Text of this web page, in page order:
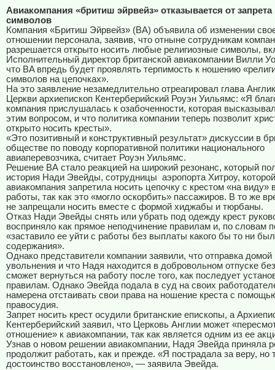
Авиакомпания «бритиш эйрвейз» отказывается от
символов
Компания «Бритиш Эйрвейз» (ВА) объявила об изменении
отношении персонала, заявив, что отныне сотрудникам
разрешается открыто носить любые религиозные символы,
Исполнительный директор британской авиакомпании Вилли
что BA впредь будет проявлять терпимость к ношению
символов на цепочках».
На это заявление незамедлительно отреагировал глава
Церкви архиепископ Кентерберийский Роуэн Уильямс: «Я
компания прислушалась к озабоченности, которая
этим вопросом, и что политика компании теперь позволит
открыто носить кресты».
«Это позитивный и конструктивный результат» дискуссии в
обществе по поводу корпоративной политики национального
авиаперевозчика, считает Роуэн Уильямс.
Решение ВА стало реакцией на широкий резонанс, который
история Нади Эвейды, сотрудницы аэропорта Хитроу, которой
авиакомпания запретила носить цепочку с крестом «на виду»
работы, так как это «могло оскорбить» пассажиров. В то же
не запрещали носить вместе с формой хиджабы и тюрбаны.
Отказ Нади Эвейды снять или убрать под одежду крест
восприняло как прямое неподчинение правилам и, по словам
«заставило ее уйти с работы без выплаты какого бы то ни
содержания».
Однако представители компании заявили, что отправка домой
увольнения и что Надя находится в добровольном отпуске
сможет вернуться на работу после того, как последует
правилам. Однако Эвейда подала в суд на своих
намерена отстаивать свои права на ношение креста с
правосудия.
Запрет носить крест осудили британские епископы, а
Кентерберийский заявил, что Церковь Англии может
отношение» к авиакомпании, так как является одним из ее
Узнав о новом решении авиакомпании, Надя Эвейда приняла
продолжит работать, как и прежде. «Я пострадала за веру, но
достоинство восстановлено», — заявила Эвейда.